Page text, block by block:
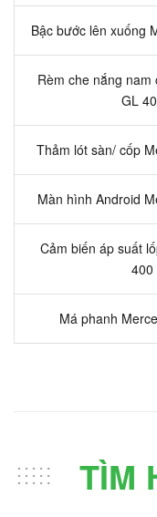
Bậc bước lên xuống
Rèm che nắng nam
GL
Thảm lót sàn/ cốp
Màn hình Android
Cảm biến áp suất
400
Má phanh
TÌM